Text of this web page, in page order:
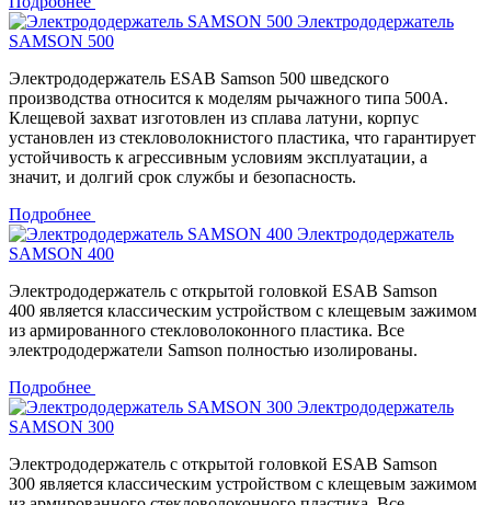
Электрододержатель
SAMSON 500
Электрододержатель ESAB Samson 500 шведского
производства относится к моделям рычажного типа 500А.
Клещевой захват изготовлен из сплава латуни, корпус
установлен из стекловолокнистого пластика, что гарантирует
устойчивость к агрессивным условиям эксплуатации, а
значит, и долгий срок службы и безопасность.
Подробнее
Электрододержатель
SAMSON 400
Электрододержатель с открытой головкой ESAB Samson
400 является классическим устройством с клещевым зажимом
из армированного стекловолоконного пластика. Все
электрододержатели Samson полностью изолированы.
Подробнее
Электрододержатель
SAMSON 300
Электрододержатель с открытой головкой ESAB Samson
300 является классическим устройством с клещевым зажимом